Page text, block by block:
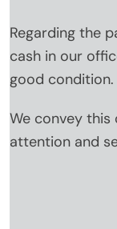
Regarding the
cash in our
good condition.
We convey
attention and